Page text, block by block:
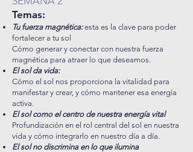
Temas:
Tu fuerza magnética:esta es la clave para poder
fortalecer a tu sol
Cómo generar y conectar con nuestra fuerza
magnética para atraer lo que deseamos.
El sol da vida:
Cómo el sol nos proporciona la vitalidad para
manifestar y crear, y cómo mantener esa energía
activa.
El sol como el centro de nuestra energía vital
Profundización en el rol central del sol en nuestra
vida y cómo integrarlo en nuestro día a día.
El sol no discrimina en lo que ilumina